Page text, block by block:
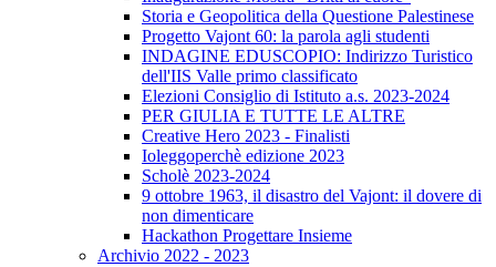
Storia e Geopolitica della Questione Palestinese
Progetto Vajont 60: la parola agli studenti
INDAGINE EDUSCOPIO: Indirizzo Turistico
dell'IIS Valle primo classificato
Elezioni Consiglio di Istituto a.s. 2023-2024
PER GIULIA E TUTTE LE ALTRE
Creative Hero 2023 - Finalisti
Ioleggoperchè edizione 2023
Scholè 2023-2024
9 ottobre 1963, il disastro del Vajont: il dovere di
non dimenticare
Hackathon Progettare Insieme
Archivio 2022 - 2023